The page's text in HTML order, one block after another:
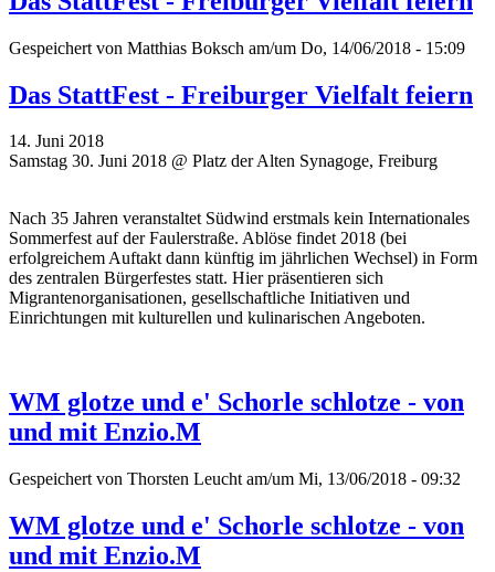
Gespeichert von Matthias Boksch am/um Do, 14/06/2018 - 15:09
Das StattFest - Freiburger Vielfalt feiern
14. Juni 2018
Samstag 30. Juni 2018 @ Platz der Alten Synagoge, Freiburg
Nach 35 Jahren veranstaltet Südwind erstmals kein Internationales
Sommerfest auf der Faulerstraße. Ablöse findet 2018 (bei
erfolgreichem Auftakt dann künftig im jährlichen Wechsel) in Form
des zentralen Bürgerfestes statt. Hier präsentieren sich
Migrantenorganisationen, gesellschaftliche Initiativen und
Einrichtungen mit kulturellen und kulinarischen Angeboten.
WM glotze und e' Schorle schlotze - von
und mit Enzio.M
Gespeichert von Thorsten Leucht am/um Mi, 13/06/2018 - 09:32
WM glotze und e' Schorle schlotze - von
und mit Enzio.M